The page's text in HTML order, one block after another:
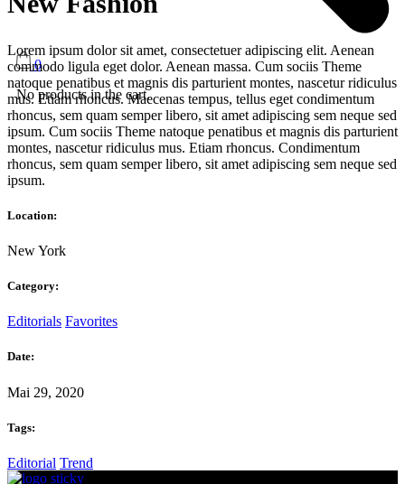
0
No products in the cart.
Lorem ipsum dolor sit amet, consectetuer adipiscing elit. Aenean
commodo ligula eget dolor. Aenean massa. Cum sociis Theme
natoque penatibus et magnis dis parturient montes, nascetur ridiculus
mus. Etiam rhoncus. Maecenas tempus, tellus eget condimentum
rhoncus, sem quam semper libero, sit amet adipiscing sem neque sed
ipsum. Cum sociis Theme natoque penatibus et magnis dis parturient
montes, nascetur ridiculus mus. Etiam rhoncus. Condimentum
rhoncus, sem quam semper libero, sit amet adipiscing sem neque sed
ipsum.
Location:
New York
Category:
Editorials Favorites
Date:
Mai 29, 2020
Tags:
Editorial Trend